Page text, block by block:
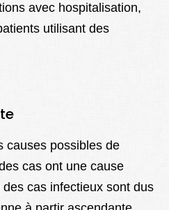
avec hospitalisation,
utilisant des
causes possibles de
cas ont une cause
cas infectieux sont dus